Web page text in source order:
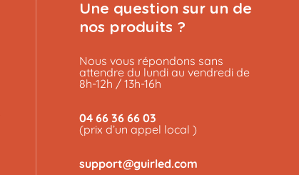
Une question sur un de
nos produits ?
Nous vous répondons sans
attendre du lundi au vendredi de
8h-12h / 13h-16h
04 66 36 66 03
(prix d’un appel local )